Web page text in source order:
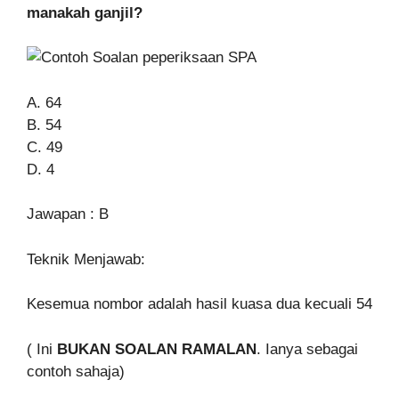
manakah ganjil?
A. 64
B. 54
C. 49
D. 4
Jawapan : B
Teknik Menjawab:
Kesemua nombor adalah hasil kuasa dua kecuali 54
( Ini BUKAN SOALAN RAMALAN. Ianya sebagai
contoh sahaja)